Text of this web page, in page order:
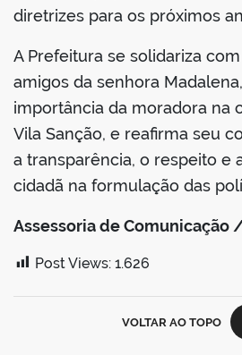
diretrizes para os próximos
A Prefeitura se solidariza
amigos da senhora
importância da moradora na
Vila Sanção, e reafirma seu
a transparência, o respeito e
cidadã na formulação das
Assessoria de Comunicação
Post Views: 1.626
VOLTAR AO TOPO